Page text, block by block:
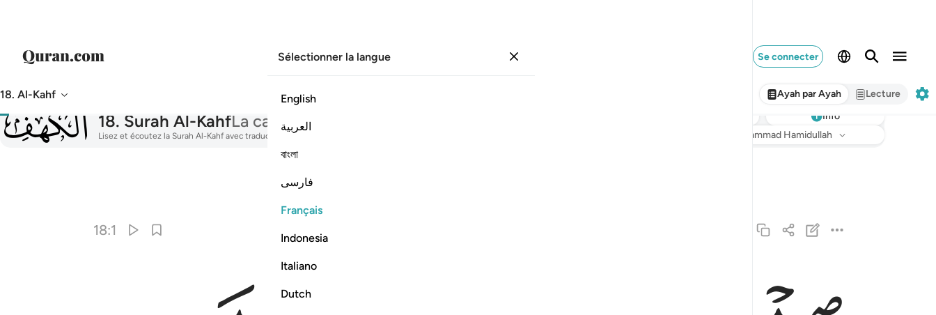
Se connecter
Sélectionner la langue
English
العربية
বাংলা
فارسی
Français
Indonesia
Italiano
Dutch
18. Al-Kahf Ayah par Ayah Lecture
18. Surah Al-KahfLa caverne
Lisez et écoutez la Surah Al-Kahf avec traduction, tafsir, récitation audio, signification mot à mot, et translittération.
Info
: Muhammad Hamidullah
18:1
ٱلْحَمْدُ لِلَّهِ ٱلَّذِىٓ أَنزَلَ عَلَىٰ عَبْدِهِ ٱلْكِتَـٰبَ وَلَمْ يَجْعَل لَّهُۥ عِوَجَاۜ ١